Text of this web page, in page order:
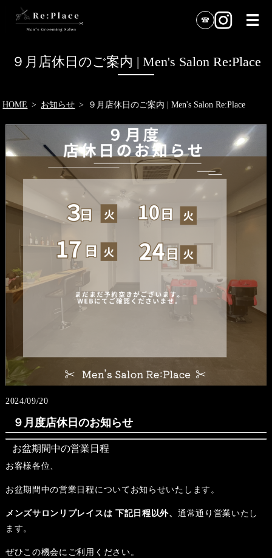
９月店休日のご案内 | Men's Salon Re:Place
HOME お知らせ ９月店休日のご案内 | Men's Salon Re:Place
2024/09/20
９月度店休日のお知らせ
お盆期間中の営業日程
お客様各位、
お盆期間中の営業日程についてお知らせいたします。
メンズサロンリプレイスは 下記日程以外、 通常通り営業いたし
ます。
ぜひこの機会にご利用ください。